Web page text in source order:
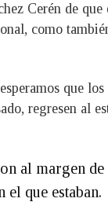
Cerén de que
como
que los
regresen al
al margen
que estaban.